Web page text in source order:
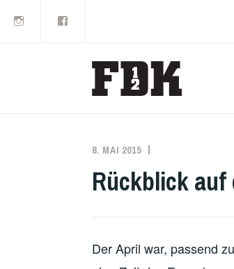
Inhalt
8. MAI 2015
Rückblick auf
Der April war, passend